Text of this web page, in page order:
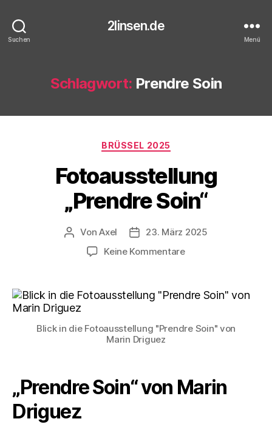
Suchen
2linsen.de
Menü
Schlagwort: Prendre Soin
Kategorien
BRÜSSEL 2025
Fotoausstellung
„Prendre Soin“
Beitragsautor
VonAxel Veröffentlichungsdatum
23. März 2025
Keine Kommentarezu
Soin“
Blick in die Fotoausstellung "Prendre Soin" von
Marin Driguez
„Prendre Soin“ von Marin
Driguez